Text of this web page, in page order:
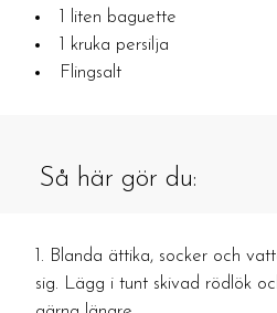
1 liten baguette
1 kruka persilja
Flingsalt
Så här gör du:
Blanda ättika, socker och
sig. Lägg i tunt skivad rödlök